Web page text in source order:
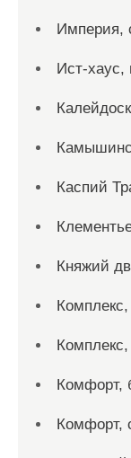
Империя,
Ист-хаус,
Каспий
Княжий
Комфорт,
Комфорт,